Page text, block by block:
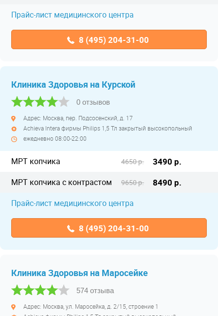
Прайс-лист медицинского центра
8 (495) 204-31-00
Клиника Здоровья на Курской
0 отзывов
Адрес: Москва, пер. Подсосенский, д. 17
Achieva Intera фирмы Philips 1,5 Тл закрытый высокопольный
ежедневно 08:00-22:00
МРТ копчика 4650 р. 3490 р.
МРТ копчика с контрастом 9650 р. 8490 р.
Прайс-лист медицинского центра
8 (495) 204-31-00
Клиника Здоровья на Маросейке
574 отзыва
Адрес: Москва, ул. Маросейка, д. 2/15, строение 1